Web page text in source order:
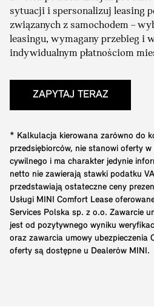
sytuacji i spersonalizuj leasing
związanych z samochodem –
leasingu, wymagany przebieg i
indywidualnym płatnościom
ZAPYTAJ TERAZ
* Kalkulacja kierowana zarówno do
przedsiębiorców, nie stanowi oferty w
cywilnego i ma charakter jedynie
netto nie zawierają stawki podatku
przedstawiają ostateczne ceny
Usługi MINI Comfort Lease
Services Polska sp. z o.o. Zawarcie
jest od pozytywnego wyniku
oraz zawarcia umowy ubezpieczenia
oferty są dostępne u Dealerów MINI.